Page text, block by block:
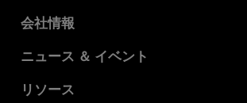
会社情報
AMD について
企業責任
ニュース ＆ イベント
ニュースルーム
リソース